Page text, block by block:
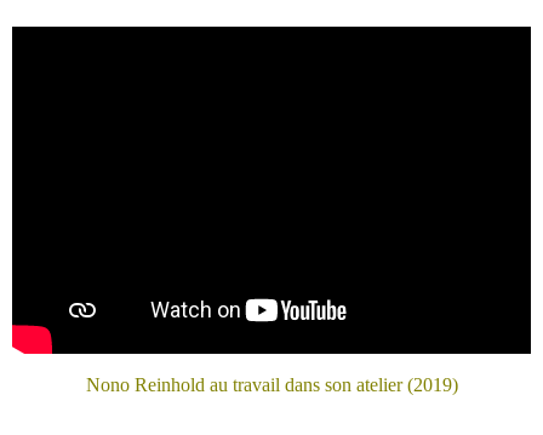
Nono Reinhold au travail dans son atelier (2019)